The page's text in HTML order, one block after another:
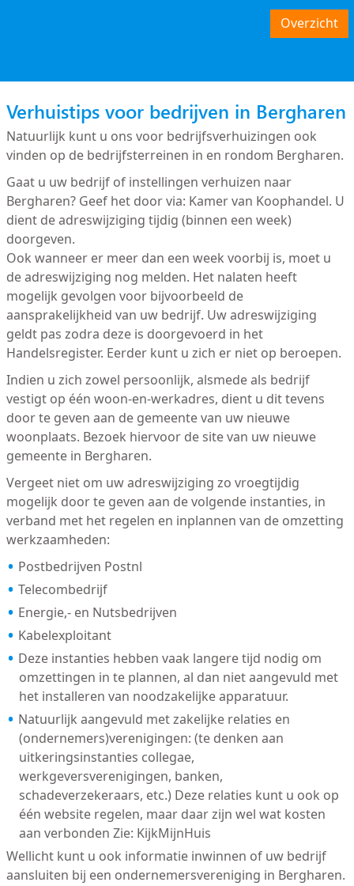
Overzicht
Verhuistips voor bedrijven in Bergharen
Natuurlijk kunt u ons voor bedrijfsverhuizingen ook
vinden op de bedrijfsterreinen in en rondom Bergharen.
Gaat u uw bedrijf of instellingen verhuizen naar
Bergharen? Geef het door via: Kamer van Koophandel. U
dient de adreswijziging tijdig (binnen een week)
doorgeven.
Ook wanneer er meer dan een week voorbij is, moet u
de adreswijziging nog melden. Het nalaten heeft
mogelijk gevolgen voor bijvoorbeeld de
aansprakelijkheid van uw bedrijf. Uw adreswijziging
geldt pas zodra deze is doorgevoerd in het
Handelsregister. Eerder kunt u zich er niet op beroepen.
Indien u zich zowel persoonlijk, alsmede als bedrijf
vestigt op één woon-en-werkadres, dient u dit tevens
door te geven aan de gemeente van uw nieuwe
woonplaats. Bezoek hiervoor de site van uw nieuwe
gemeente in Bergharen.
Vergeet niet om uw adreswijziging zo vroegtijdig
mogelijk door te geven aan de volgende instanties, in
verband met het regelen en inplannen van de omzetting
werkzaamheden:
Postbedrijven Postnl
Telecombedrijf
Energie,- en Nutsbedrijven
Kabelexploitant
Deze instanties hebben vaak langere tijd nodig om
omzettingen in te plannen, al dan niet aangevuld met
het installeren van noodzakelijke apparatuur.
Natuurlijk aangevuld met zakelijke relaties en
(ondernemers)verenigingen: (te denken aan
uitkeringsinstanties collegae,
werkgeversverenigingen, banken,
schadeverzekeraars, etc.) Deze relaties kunt u ook op
één website regelen, maar daar zijn wel wat kosten
aan verbonden Zie: KijkMijnHuis
Wellicht kunt u ook informatie inwinnen of uw bedrijf
aansluiten bij een ondernemersvereniging in Bergharen.